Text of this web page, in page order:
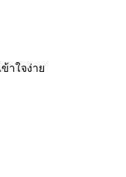
าใจง่าย